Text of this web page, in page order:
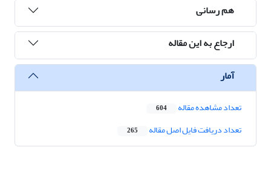
هم رسانی
ارجاع به این مقاله
آمار
تعداد مشاهده مقاله 604
تعداد دریافت فایل اصل مقاله 265